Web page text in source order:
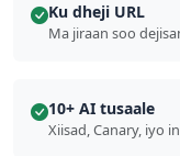
Ku dheji URL
Ma jiraan soo
10+ AI tusaale
Xiisad, Canary, iyo